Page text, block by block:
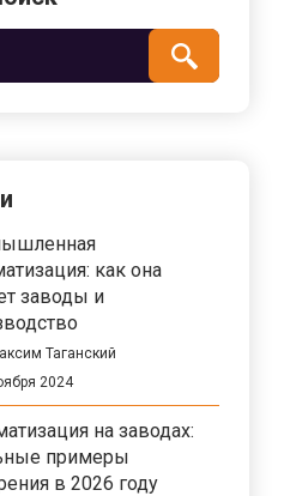
как она
заводы и
Таганский
2024
на заводах:
примеры
в 2026 году